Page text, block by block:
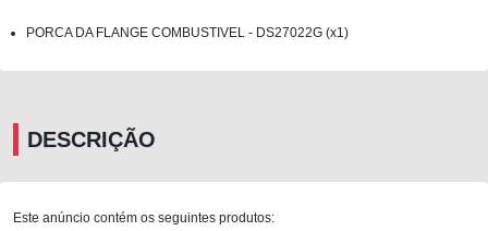
PORCA DA FLANGE COMBUSTIVEL - DS27022G (x1)
DESCRIÇÃO
Este anúncio contém os seguintes produtos: